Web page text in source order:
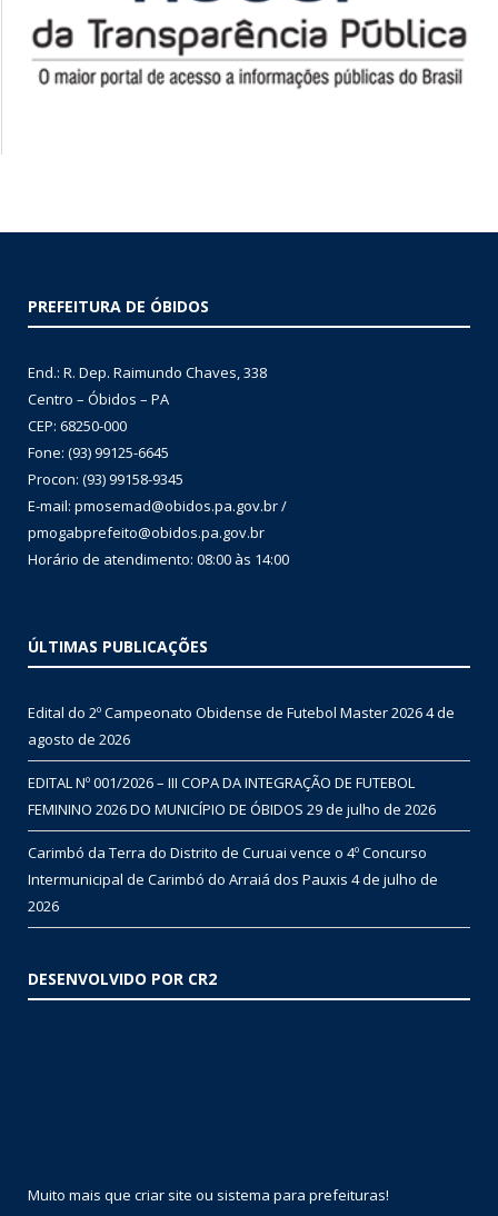
PREFEITURA DE ÓBIDOS
End.: R. Dep. Raimundo Chaves, 338
Centro – Óbidos – PA
CEP: 68250-000
Fone: (93) 99125-6645
Procon: (93) 99158-9345
E-mail: pmosemad@obidos.pa.gov.br /
pmogabprefeito@obidos.pa.gov.br
Horário de atendimento: 08:00 às 14:00
ÚLTIMAS PUBLICAÇÕES
Edital do 2º Campeonato Obidense de Futebol Master 20264 de
agosto de 2026
EDITAL Nº 001/2026 – III COPA DA INTEGRAÇÃO DE FUTEBOL
FEMININO 2026 DO MUNICÍPIO DE ÓBIDOS 29 de julho de 2026
Carimbó da Terra do Distrito de Curuai vence o 4º Concurso
Intermunicipal de Carimbó do Arraiá dos Pauxis 4 de julho de
2026
DESENVOLVIDO POR CR2
Muito mais que criar site ou sistema para prefeituras!